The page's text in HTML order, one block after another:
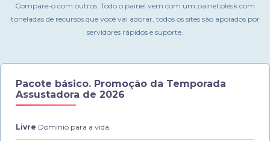
Compare-o com outros. Todo o painel vem com um painel plesk com
toneladas de recursos que você vai adorar, todos os sites são apoiados por
servidores rápidos e suporte.
Pacote básico. Promoção da Temporada
Assustadora de 2026
Livre Domínio para a vida.